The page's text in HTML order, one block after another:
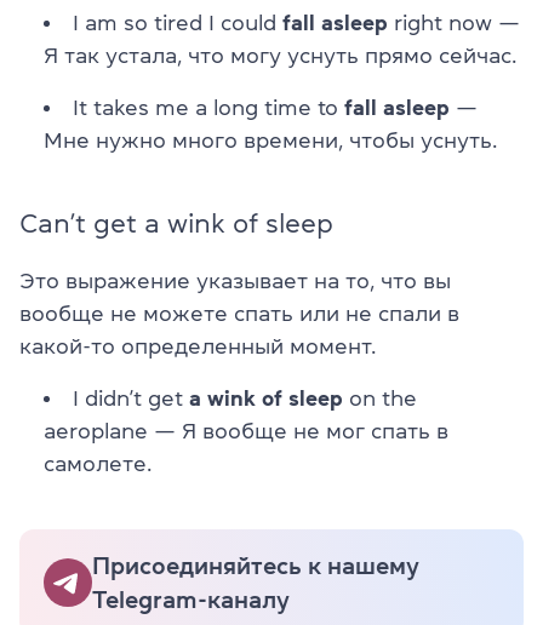
I am so tired I could fall asleep right now —
Я так устала, что могу уснуть прямо сейчас.
It takes me a long time to fall asleep —
Мне нужно много времени, чтобы уснуть.
Can’t get a wink of sleep
Это выражение указывает на то, что вы
вообще не можете спать или не спали в
какой-то определенный момент.
I didn’t get a wink of sleep on the
aeroplane — Я вообще не мог спать в
самолете.
Присоединяйтесь к нашему
Telegram-каналу